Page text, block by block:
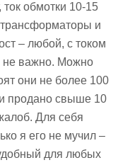
обмотки 10-15
и
– любой, с током
не важно. Можно
они не более 100
продано свыше 10
Для себя
я его не мучил –
для любых